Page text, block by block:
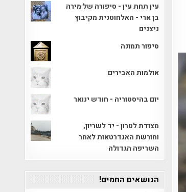
עין תחת עין - סיפורה של מירה
בן ארי - האלחוטנית מקיבוץ
ניצנים
סיפור תמונה
אולמות האבירים
יום בהיסטוריה - חודש ינואר
מצודת לטרון - יד לשריון,
וחורשת האנדרטאות לאחר
השריפה הגדולה
הנושאים החמים!